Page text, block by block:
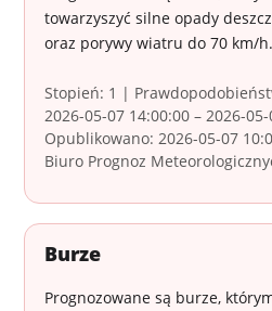
towarzyszyć silne opady
oraz porywy wiatru do 70 km/
Stopień: 1 |
2026-05-07 14:00:00 – 2026-
Opublikowano: 2026-05-07
Biuro Prognoz
Burze
Prognozowane są burze,